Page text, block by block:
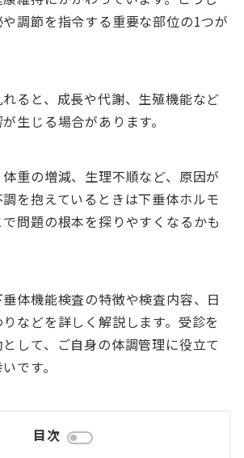
調節を指令する重要な部位の1つが
ると、成長や代謝、生殖機能など
生じる場合があります。
重の増減、生理不順など、原因が
を抱えているときは下垂体ホルモ
問題の根本を探りやすくなるかも
体機能検査の特徴や検査内容、日
などを詳しく解説します。受診を
して、ご自身の体調管理に役立て
です。
目次